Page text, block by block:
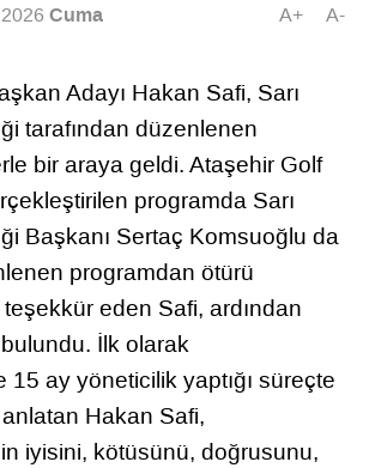
Cuma A+ A-
Adayı Hakan Safi, Sarı
tarafından düzenlenen
bir araya geldi. Ataşehir Golf
programda Sarı
Başkanı Sertaç Komsuoğlu da
programdan ötürü
eden Safi, ardından
İlk olarak
15 ay yöneticilik yaptığı süreçte
anlatan Hakan Safi,
iyisini, kötüsünü, doğrusunu,